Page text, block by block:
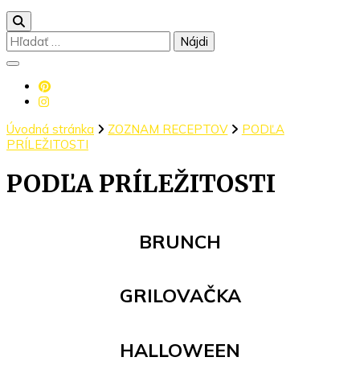
Hľadať:
Úvodná stránka ZOZNAM RECEPTOV
PODĽA
PRÍLEŽITOSTI
PODĽA PRÍLEŽITOSTI
BRUNCH
GRILOVAČKA
HALLOWEEN